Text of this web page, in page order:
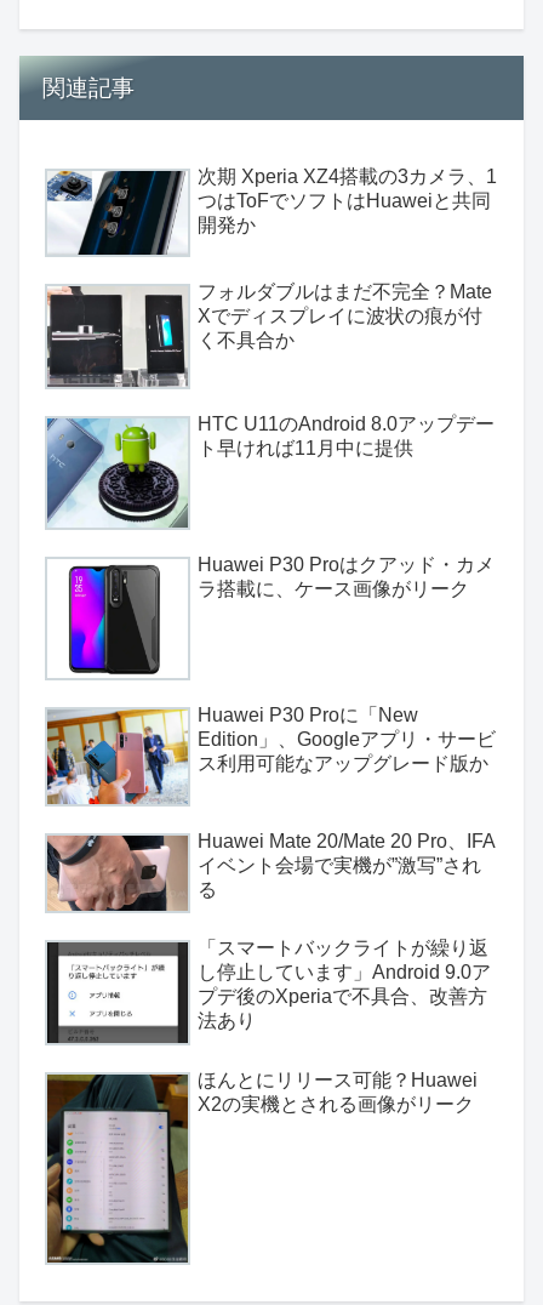
関連記事
次期 Xperia XZ4搭載の3カメラ、1
つはToFでソフトはHuaweiと共同
開発か
フォルダブルはまだ不完全？Mate
Xでディスプレイに波状の痕が付
く不具合か
HTC U11のAndroid 8.0アップデー
ト早ければ11月中に提供
Huawei P30 Proはクアッド・カメ
ラ搭載に、ケース画像がリーク
Huawei P30 Proに「New
Edition」、Googleアプリ・サービ
ス利用可能なアップグレード版か
Huawei Mate 20/Mate 20 Pro、IFA
イベント会場で実機が”激写”され
る
「スマートバックライトが繰り返
し停止しています」Android 9.0ア
プデ後のXperiaで不具合、改善方
法あり
ほんとにリリース可能？Huawei
X2の実機とされる画像がリーク